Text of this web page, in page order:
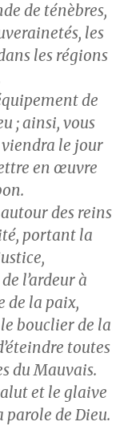
de ténèbres,
les
les régions
de
; ainsi, vous
le jour
en œuvre
des reins
portant la
l’ardeur à
de la paix,
bouclier de la
toutes
du Mauvais.
et le glaive
parole de Dieu.